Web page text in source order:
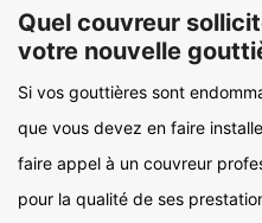
Quel couvreur
votre nouvelle
Si vos gouttières sont
que vous devez en faire
faire appel à un couvreur
pour la qualité de ses